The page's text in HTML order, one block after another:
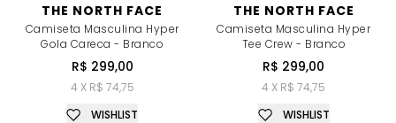
THE NORTH FACE
Camiseta Masculina Hyper
Gola Careca - Branco
R$ 299,00
4 X R$ 74,75
WISHLIST
THE NORTH FACE
Camiseta Masculina Hyper
Tee Crew - Branco
R$ 299,00
4 X R$ 74,75
WISHLIST